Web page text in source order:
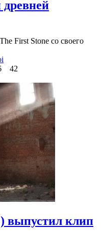
древней
First Stone со своего
42
выпустил клип